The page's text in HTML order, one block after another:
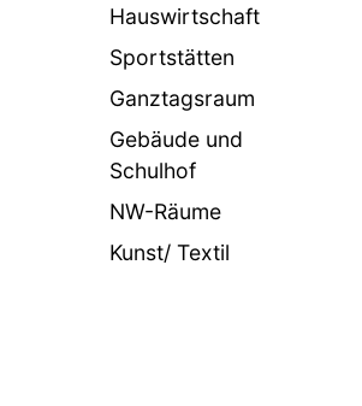
Hauswirtschaft
Sportstätten
Ganztagsraum
Gebäude und
Schulhof
NW-Räume
Kunst/ Textil